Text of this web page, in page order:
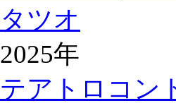
タツオ
2025年
テアトロコン